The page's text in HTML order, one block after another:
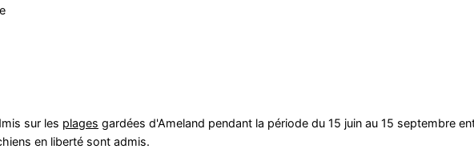
sur les plages gardées d'Ameland pendant la période du 15 juin au 15 septembre
en liberté sont admis.